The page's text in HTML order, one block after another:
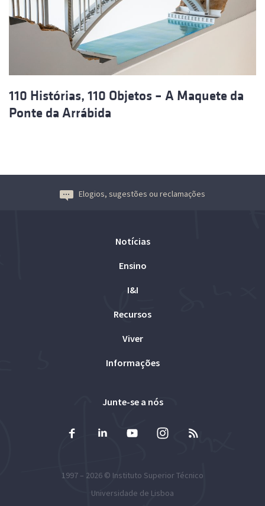
110 Histórias, 110 Objetos – A Maquete da
Ponte da Arrábida
Elogios, sugestões ou reclamações
Notícias
Ensino
I&I
Recursos
Viver
Informações
Junte-se a nós
1997 – 2026 © Instituto Superior Técnico
Universidade de Lisboa